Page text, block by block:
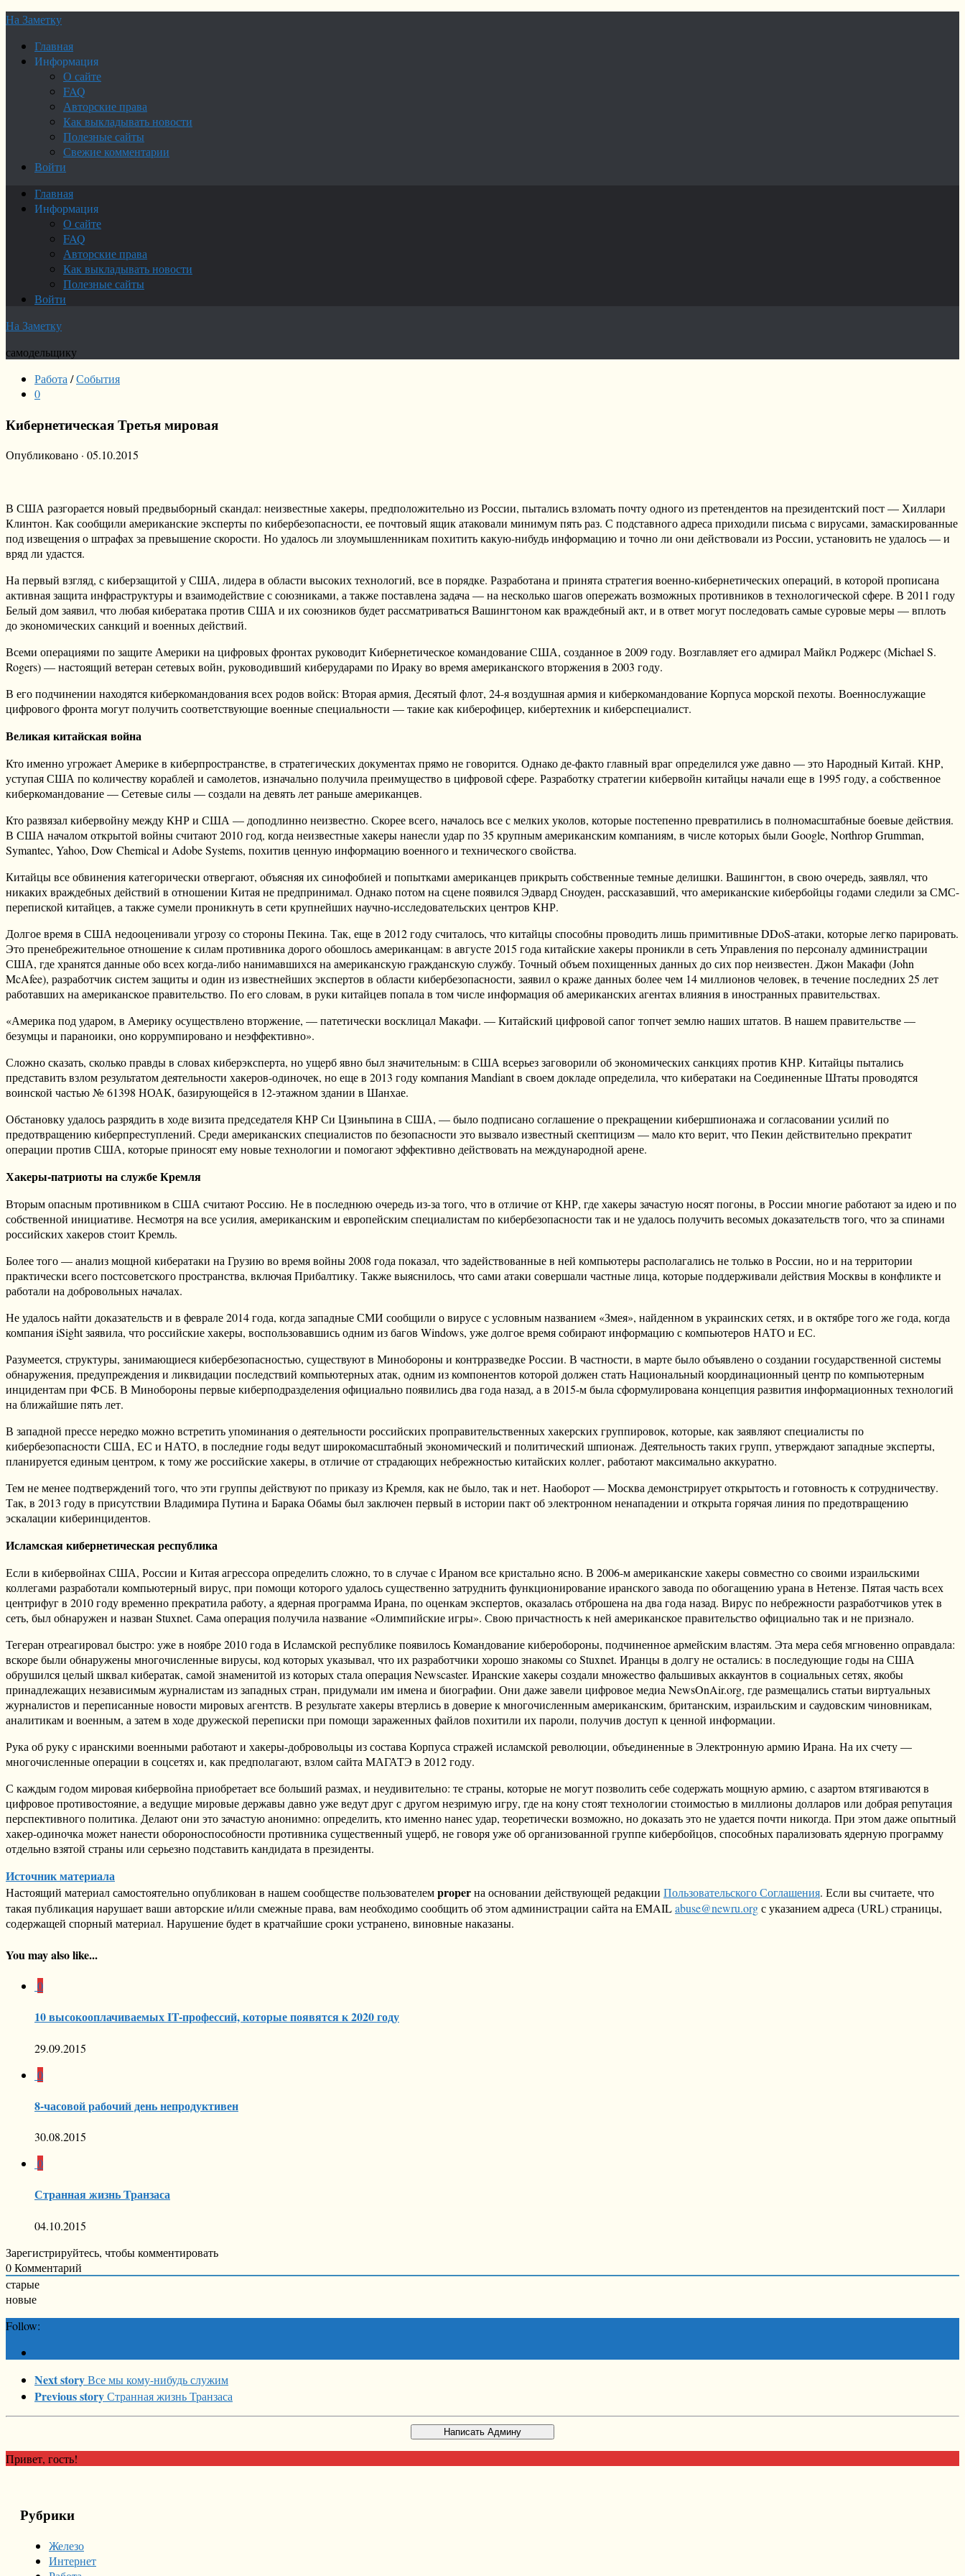
На Заметку
Главная
Информация
О сайте
FAQ
Авторские права
Как выкладывать новости
Полезные сайты
Свежие комментарии
Войти
Главная
Информация
О сайте
FAQ
Авторские права
Как выкладывать новости
Полезные сайты
Войти
На Заметку
самодельщику
Работа /События
0
Кибернетическая Третья мировая
Опубликовано · 05.10.2015
В США разгорается новый предвыборный скандал: неизвестные хакеры, предположительно из России, пытались взломать почту одного из претендентов на президентский пост — Хиллари
Клинтон. Как сообщили американские эксперты по кибербезопасности, ее почтовый ящик атаковали минимум пять раз. С подставного адреса приходили письма с вирусами, замаскированные
под извещения о штрафах за превышение скорости. Но удалось ли злоумышленникам похитить какую-нибудь информацию и точно ли они действовали из России, установить не удалось — и
вряд ли удастся.
На первый взгляд, с киберзащитой у США, лидера в области высоких технологий, все в порядке. Разработана и принята стратегия военно-кибернетических операций, в которой прописана
активная защита инфраструктуры и взаимодействие с союзниками, а также поставлена задача — на несколько шагов опережать возможных противников в технологической сфере. В 2011 году
Белый дом заявил, что любая кибератака против США и их союзников будет рассматриваться Вашингтоном как враждебный акт, и в ответ могут последовать самые суровые меры — вплоть
до экономических санкций и военных действий.
Всеми операциями по защите Америки на цифровых фронтах руководит Кибернетическое командование США, созданное в 2009 году. Возглавляет его адмирал Майкл Роджерс (Michael S.
Rogers) — настоящий ветеран сетевых войн, руководивший киберударами по Ираку во время американского вторжения в 2003 году.
В его подчинении находятся киберкомандования всех родов войск: Вторая армия, Десятый флот, 24-я воздушная армия и киберкомандование Корпуса морской пехоты. Военнослужащие
цифрового фронта могут получить соответствующие военные специальности — такие как киберофицер, кибертехник и киберспециалист.
Великая китайская война
Кто именно угрожает Америке в киберпространстве, в стратегических документах прямо не говорится. Однако де-факто главный враг определился уже давно — это Народный Китай. КНР,
уступая США по количеству кораблей и самолетов, изначально получила преимущество в цифровой сфере. Разработку стратегии кибервойн китайцы начали еще в 1995 году, а собственное
киберкомандование — Сетевые силы — создали на девять лет раньше американцев.
Кто развязал кибервойну между КНР и США — доподлинно неизвестно. Скорее всего, началось все с мелких уколов, которые постепенно превратились в полномасштабные боевые действия.
В США началом открытой войны считают 2010 год, когда неизвестные хакеры нанесли удар по 35 крупным американским компаниям, в числе которых были Google, Northrop Grumman,
Symantec, Yahoo, Dow Chemical и Adobe Systems, похитив ценную информацию военного и технического свойства.
Китайцы все обвинения категорически отвергают, объясняя их синофобией и попытками американцев прикрыть собственные темные делишки. Вашингтон, в свою очередь, заявлял, что
никаких враждебных действий в отношении Китая не предпринимал. Однако потом на сцене появился Эдвард Сноуден, рассказавший, что американские кибербойцы годами следили за СМС-
перепиской китайцев, а также сумели проникнуть в сети крупнейших научно-исследовательских центров КНР.
Долгое время в США недооценивали угрозу со стороны Пекина. Так, еще в 2012 году считалось, что китайцы способны проводить лишь примитивные DDoS-атаки, которые легко парировать.
Это пренебрежительное отношение к силам противника дорого обошлось американцам: в августе 2015 года китайские хакеры проникли в сеть Управления по персоналу администрации
США, где хранятся данные обо всех когда-либо нанимавшихся на американскую гражданскую службу. Точный объем похищенных данных до сих пор неизвестен. Джон Макафи (John
McAfee), разработчик систем защиты и один из известнейших экспертов в области кибербезопасности, заявил о краже данных более чем 14 миллионов человек, в течение последних 25 лет
работавших на американское правительство. По его словам, в руки китайцев попала в том числе информация об американских агентах влияния в иностранных правительствах.
«Америка под ударом, в Америку осуществлено вторжение, — патетически восклицал Макафи. — Китайский цифровой сапог топчет землю наших штатов. В нашем правительстве —
безумцы и параноики, оно коррумпировано и неэффективно».
Сложно сказать, сколько правды в словах киберэксперта, но ущерб явно был значительным: в США всерьез заговорили об экономических санкциях против КНР. Китайцы пытались
представить взлом результатом деятельности хакеров-одиночек, но еще в 2013 году компания Mandiant в своем докладе определила, что кибератаки на Соединенные Штаты проводятся
воинской частью № 61398 НОАК, базирующейся в 12-этажном здании в Шанхае.
Обстановку удалось разрядить в ходе визита председателя КНР Си Цзиньпина в США, — было подписано соглашение о прекращении кибершпионажа и согласовании усилий по
предотвращению киберпреступлений. Среди американских специалистов по безопасности это вызвало известный скептицизм — мало кто верит, что Пекин действительно прекратит
операции против США, которые приносят ему новые технологии и помогают эффективно действовать на международной арене.
Хакеры-патриоты на службе Кремля
Вторым опасным противником в США считают Россию. Не в последнюю очередь из-за того, что в отличие от КНР, где хакеры зачастую носят погоны, в России многие работают за идею и по
собственной инициативе. Несмотря на все усилия, американским и европейским специалистам по кибербезопасности так и не удалось получить весомых доказательств того, что за спинами
российских хакеров стоит Кремль.
Более того — анализ мощной кибератаки на Грузию во время войны 2008 года показал, что задействованные в ней компьютеры располагались не только в России, но и на территории
практически всего постсоветского пространства, включая Прибалтику. Также выяснилось, что сами атаки совершали частные лица, которые поддерживали действия Москвы в конфликте и
работали на добровольных началах.
Не удалось найти доказательств и в феврале 2014 года, когда западные СМИ сообщили о вирусе с условным названием «Змея», найденном в украинских сетях, и в октябре того же года, когда
компания iSight заявила, что российские хакеры, воспользовавшись одним из багов Windows, уже долгое время собирают информацию с компьютеров НАТО и ЕС.
Разумеется, структуры, занимающиеся кибербезопасностью, существуют в Минобороны и контрразведке России. В частности, в марте было объявлено о создании государственной системы
обнаружения, предупреждения и ликвидации последствий компьютерных атак, одним из компонентов которой должен стать Национальный координационный центр по компьютерным
инцидентам при ФСБ. В Минобороны первые киберподразделения официально появились два года назад, а в 2015-м была сформулирована концепция развития информационных технологий
на ближайшие пять лет.
В западной прессе нередко можно встретить упоминания о деятельности российских проправительственных хакерских группировок, которые, как заявляют специалисты по
кибербезопасности США, ЕС и НАТО, в последние годы ведут широкомасштабный экономический и политический шпионаж. Деятельность таких групп, утверждают западные эксперты,
планируется единым центром, к тому же российские хакеры, в отличие от страдающих небрежностью китайских коллег, работают максимально аккуратно.
Тем не менее подтверждений того, что эти группы действуют по приказу из Кремля, как не было, так и нет. Наоборот — Москва демонстрирует открытость и готовность к сотрудничеству.
Так, в 2013 году в присутствии Владимира Путина и Барака Обамы был заключен первый в истории пакт об электронном ненападении и открыта горячая линия по предотвращению
эскалации киберинцидентов.
Исламская кибернетическая республика
Если в кибервойнах США, России и Китая агрессора определить сложно, то в случае с Ираном все кристально ясно. В 2006-м американские хакеры совместно со своими израильскими
коллегами разработали компьютерный вирус, при помощи которого удалось существенно затруднить функционирование иранского завода по обогащению урана в Нетензе. Пятая часть всех
центрифуг в 2010 году временно прекратила работу, а ядерная программа Ирана, по оценкам экспертов, оказалась отброшена на два года назад. Вирус по небрежности разработчиков утек в
сеть, был обнаружен и назван Stuxnet. Сама операция получила название «Олимпийские игры». Свою причастность к ней американское правительство официально так и не признало.
Тегеран отреагировал быстро: уже в ноябре 2010 года в Исламской республике появилось Командование киберобороны, подчиненное армейским властям. Эта мера себя мгновенно оправдала:
вскоре были обнаружены многочисленные вирусы, код которых указывал, что их разработчики хорошо знакомы со Stuxnet. Иранцы в долгу не остались: в последующие годы на США
обрушился целый шквал кибератак, самой знаменитой из которых стала операция Newscaster. Иранские хакеры создали множество фальшивых аккаунтов в социальных сетях, якобы
принадлежащих независимым журналистам из западных стран, придумали им имена и биографии. Они даже завели цифровое медиа NewsOnAir.org, где размещались статьи виртуальных
журналистов и переписанные новости мировых агентств. В результате хакеры втерлись в доверие к многочисленным американским, британским, израильским и саудовским чиновникам,
аналитикам и военным, а затем в ходе дружеской переписки при помощи зараженных файлов похитили их пароли, получив доступ к ценной информации.
Рука об руку с иранскими военными работают и хакеры-добровольцы из состава Корпуса стражей исламской революции, объединенные в Электронную армию Ирана. На их счету —
многочисленные операции в соцсетях и, как предполагают, взлом сайта МАГАТЭ в 2012 году.
С каждым годом мировая кибервойна приобретает все больший размах, и неудивительно: те страны, которые не могут позволить себе содержать мощную армию, с азартом втягиваются в
цифровое противостояние, а ведущие мировые державы давно уже ведут друг с другом незримую игру, где на кону стоят технологии стоимостью в миллионы долларов или добрая репутация
перспективного политика. Делают они это зачастую анонимно: определить, кто именно нанес удар, теоретически возможно, но доказать это не удается почти никогда. При этом даже опытный
хакер-одиночка может нанести обороноспособности противника существенный ущерб, не говоря уже об организованной группе кибербойцов, способных парализовать ядерную программу
отдельно взятой страны или серьезно подставить кандидата в президенты.
Источник материала
Настоящий материал самостоятельно опубликован в нашем сообществе пользователемproperна основании действующей редакции Пользовательского Соглашения. Если вы считаете, что
такая публикация нарушает ваши авторские и/или смежные права, вам необходимо сообщить об этом администрации сайта на EMAILabuse@newru.orgс указанием адреса (URL) страницы,
содержащей спорный материал. Нарушение будет в кратчайшие сроки устранено, виновные наказаны.
You may also like...
0
10 высокооплачиваемых IT-профессий, которые появятся к 2020 году
29.09.2015
0
8-часовой рабочий день непродуктивен
30.08.2015
0
Странная жизнь Транзаса
04.10.2015
Зарегистрируйтесь, чтобы комментировать
0Комментарий
старые
новые
Follow:
Next storyВсе мы кому-нибудь служим
Previous storyСтранная жизнь Транзаса
Привет, гость!
Рубрики
Железо
Интернет